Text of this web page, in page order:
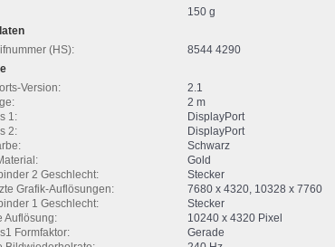
150 g
(HS):
8544 4290
Version:
2.1
2 m
1:
DisplayPort
2:
DisplayPort
Schwarz
Gold
2 Geschlecht:
Stecker
Grafik-Auflösungen:
7680 x 4320, 10328 x 7760
1 Geschlecht:
Stecker
Auflösung:
10240 x 4320 Pixel
Formfaktor:
Gerade